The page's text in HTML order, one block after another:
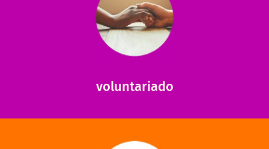
voluntariado
ajudar com certos assuntos. Entre em contato conosco e
saiba como nos ajudar.
saiba mais